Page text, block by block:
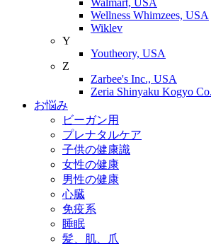
Wellness Whimzees, USA
Wiklev
Y
Youtheory, USA
Z
Zarbee's Inc., USA
Zeria Shinyaku Kogyo
お悩み
ビーガン用
プレナタルケア
子供の健康識
女性の健康
男性の健康
心臓
免疫系
睡眠
髪、肌、爪